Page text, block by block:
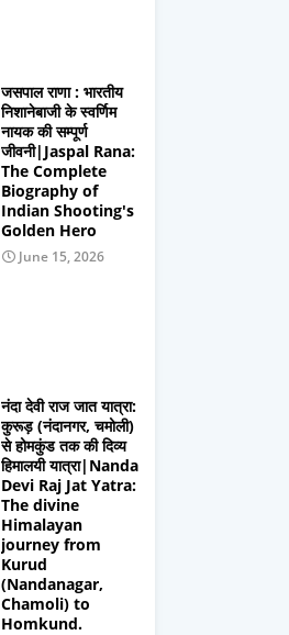
जसपाल राणा : भारतीय
निशानेबाजी के स्वर्णिम
नायक की सम्पूर्ण
जीवनी|Jaspal Rana:
The Complete
Biography of
Indian Shooting's
Golden Hero
June 15, 2026
नंदा देवी राज जात यात्रा:
कुरूड़ (नंदानगर, चमोली)
से होमकुंड तक की दिव्य
हिमालयी यात्रा|Nanda
Devi Raj Jat Yatra:
The divine
Himalayan
journey from
Kurud
(Nandanagar,
Chamoli) to
Homkund.